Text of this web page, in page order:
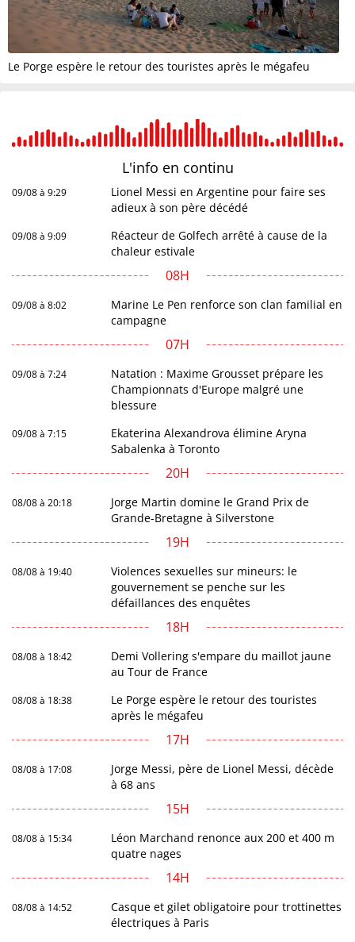
Le Porge espère le retour des touristes après le mégafeu
L'info en continu
09/08 à 9:29
Lionel Messi en Argentine pour faire ses
adieux à son père décédé
09/08 à 9:09
Réacteur de Golfech arrêté à cause de la
chaleur estivale
08H
09/08 à 8:02
Marine Le Pen renforce son clan familial en
campagne
07H
09/08 à 7:24
Natation : Maxime Grousset prépare les
Championnats d'Europe malgré une
blessure
09/08 à 7:15
Ekaterina Alexandrova élimine Aryna
Sabalenka à Toronto
20H
08/08 à 20:18
Jorge Martin domine le Grand Prix de
Grande-Bretagne à Silverstone
19H
08/08 à 19:40
Violences sexuelles sur mineurs: le
gouvernement se penche sur les
défaillances des enquêtes
18H
08/08 à 18:42
Demi Vollering s'empare du maillot jaune
au Tour de France
08/08 à 18:38
Le Porge espère le retour des touristes
après le mégafeu
17H
08/08 à 17:08
Jorge Messi, père de Lionel Messi, décède
à 68 ans
15H
08/08 à 15:34
Léon Marchand renonce aux 200 et 400 m
quatre nages
14H
08/08 à 14:52
Casque et gilet obligatoire pour trottinettes
électriques à Paris